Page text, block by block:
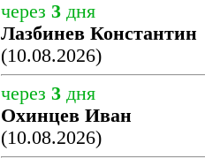
через 3 дня
Лазбинев Константин
(10.08.2026)
через 3 дня
Охинцев Иван
(10.08.2026)